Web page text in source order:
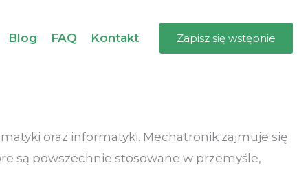
Blog FAQ Kontakt Zapisz się wstępnie
oraz informatyki. Mechatronik zajmuje się
są powszechnie stosowane w przemyśle,